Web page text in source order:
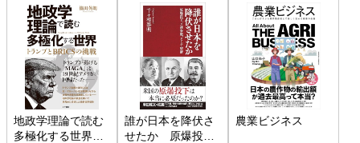
地政学理論で読む
多極化する世界：
誰が日本を降伏さ
せたか 原爆投
農業ビジネス